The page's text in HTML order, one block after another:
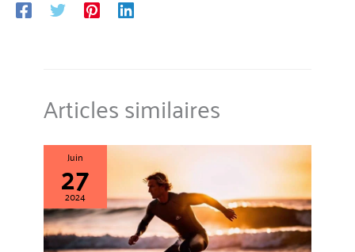
sèche-linge, afin de ne pas endommager le matériau et la qualité
Articles similaires
Juin
27
2024